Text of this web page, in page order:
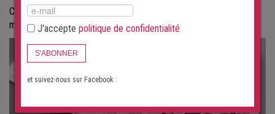
Commandez les interviews au format papier, sous forme de
magazine.J'accepte politique de confidentialité
S'ABONNER
et suivez-nous sur Facebook :